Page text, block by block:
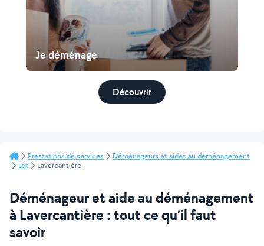
Je déménage
Découvrir
Prestations de services
Déménageurs et aides au déménagement
Lot
Lavercantière
Déménageur et aide au déménagement
à Lavercantière : tout ce qu’il faut
savoir